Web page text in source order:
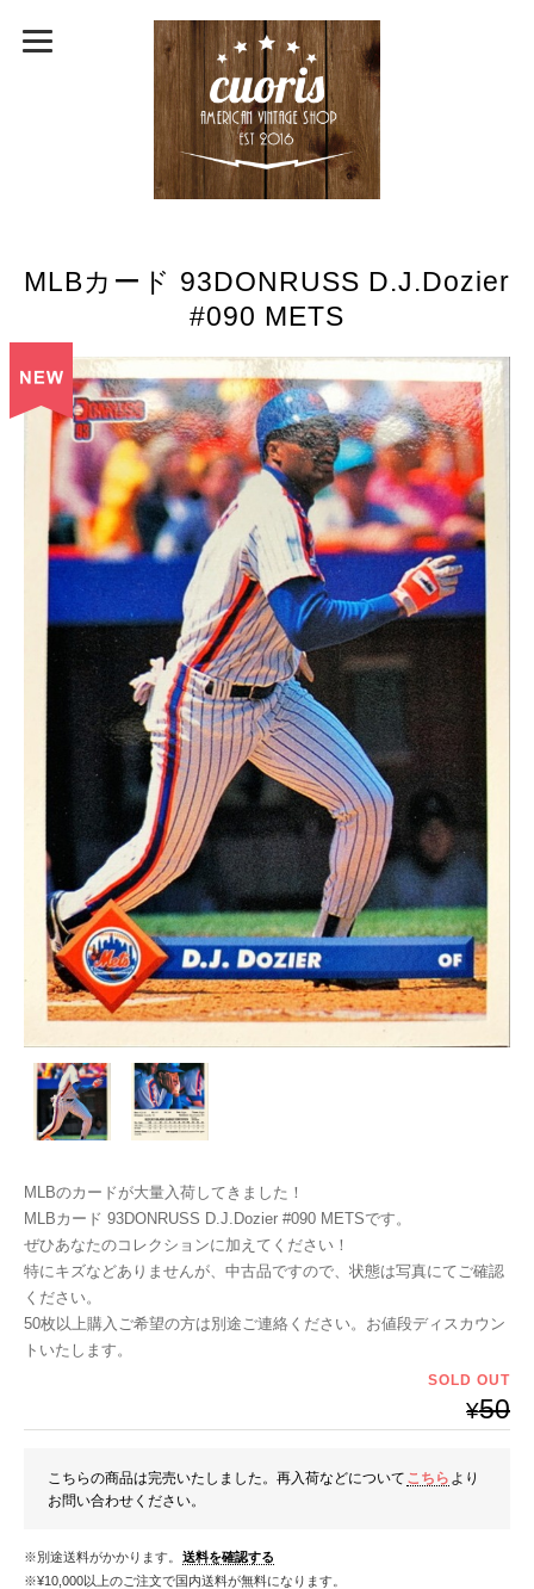
MLBカード 93DONRUSS D.J.Dozier
#090 METS
MLBのカードが大量入荷してきました！
MLBカード 93DONRUSS D.J.Dozier #090 METSです。
ぜひあなたのコレクションに加えてください！
特にキズなどありませんが、中古品ですので、状態は写真にてご確認
ください。
50枚以上購入ご希望の方は別途ご連絡ください。お値段ディスカウン
トいたします。
SOLD OUT
¥50
こちらの商品は完売いたしました。再入荷などについて こちら より
お問い合わせください。
※別途送料がかかります。 送料を確認する
※¥10,000以上のご注文で国内送料が無料になります。